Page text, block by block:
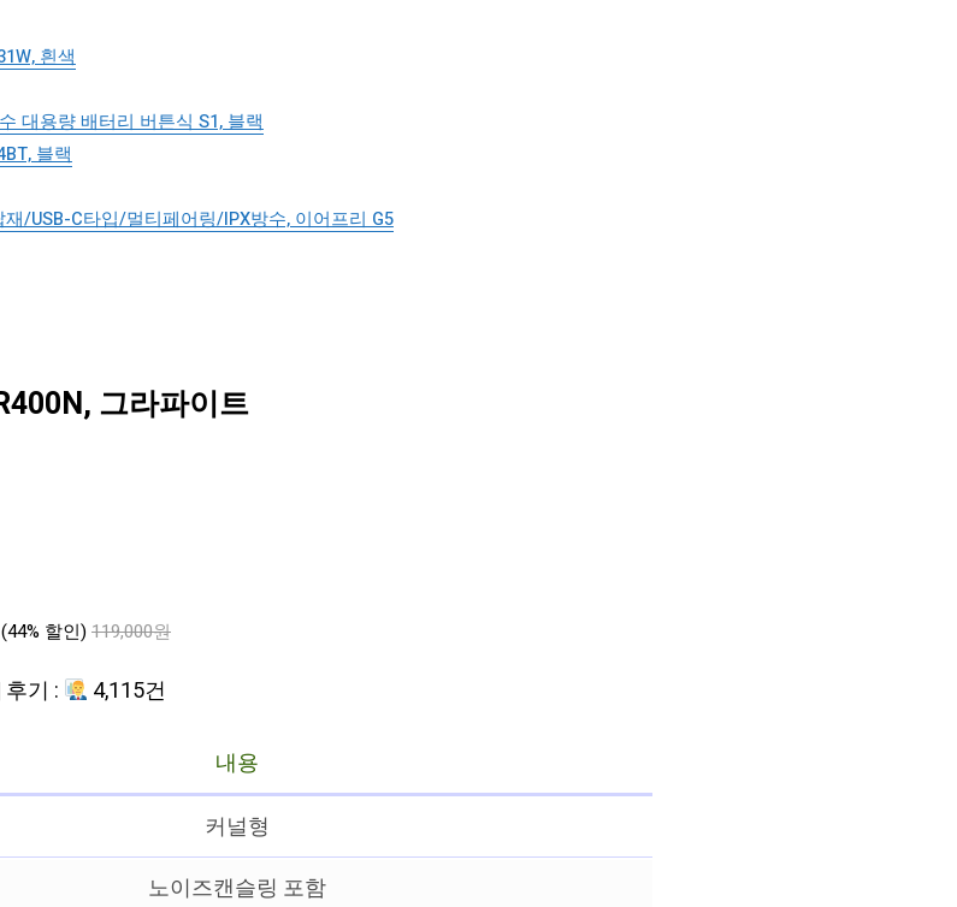
흰색
대용량 배터리 버튼식 S1, 블랙
블랙
/USB-C타입/멀티페어링/IPX방수, 이어프리 G5
그라파이트
(44% 할인) 119,000원
기 : 4,115건
내용
커널형
노이즈캔슬링 포함